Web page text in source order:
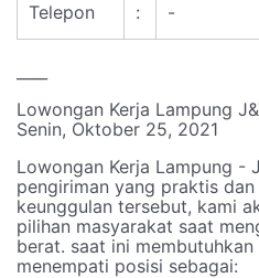
Telepon : -
Lowongan Kerja Lampung
Senin, Oktober 25, 2021
Lowongan Kerja Lampung -
pengiriman yang praktis
keunggulan tersebut, kami
pilihan masyarakat saat
berat. saat ini
menempati posisi sebagai: